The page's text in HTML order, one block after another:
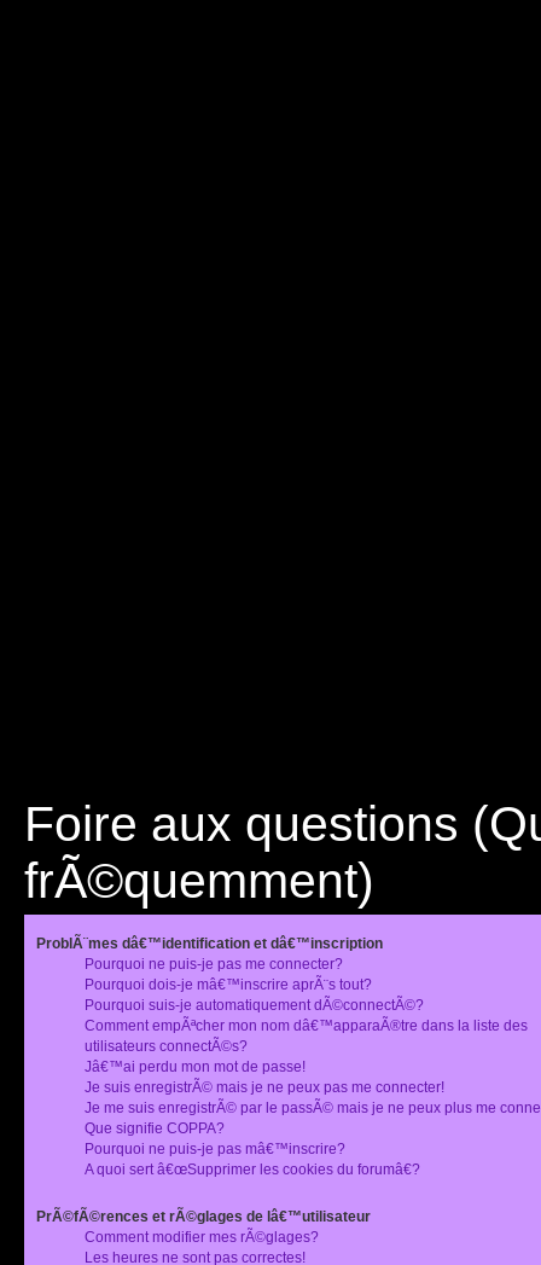
Foire aux questions
frÃ©quemment)
ProblÃ¨mes dâ€™identification et dâ€™inscription
Pourquoi ne puis-je pas me connecter?
Pourquoi dois-je mâ€™inscrire aprÃ¨s tout?
Pourquoi suis-je automatiquement dÃ©connectÃ©?
Comment empÃªcher mon nom dâ€™apparaÃ®tre dans la liste des
utilisateurs connectÃ©s?
Jâ€™ai perdu mon mot de passe!
Je suis enregistrÃ© mais je ne peux pas me connecter!
Je me suis enregistrÃ© par le passÃ© mais je ne peux plus me
Que signifie COPPA?
Pourquoi ne puis-je pas mâ€™inscrire?
A quoi sert â€œSupprimer les cookies du forumâ€?
PrÃ©fÃ©rences et rÃ©glages de lâ€™utilisateur
Comment modifier mes rÃ©glages?
Les heures ne sont pas correctes!